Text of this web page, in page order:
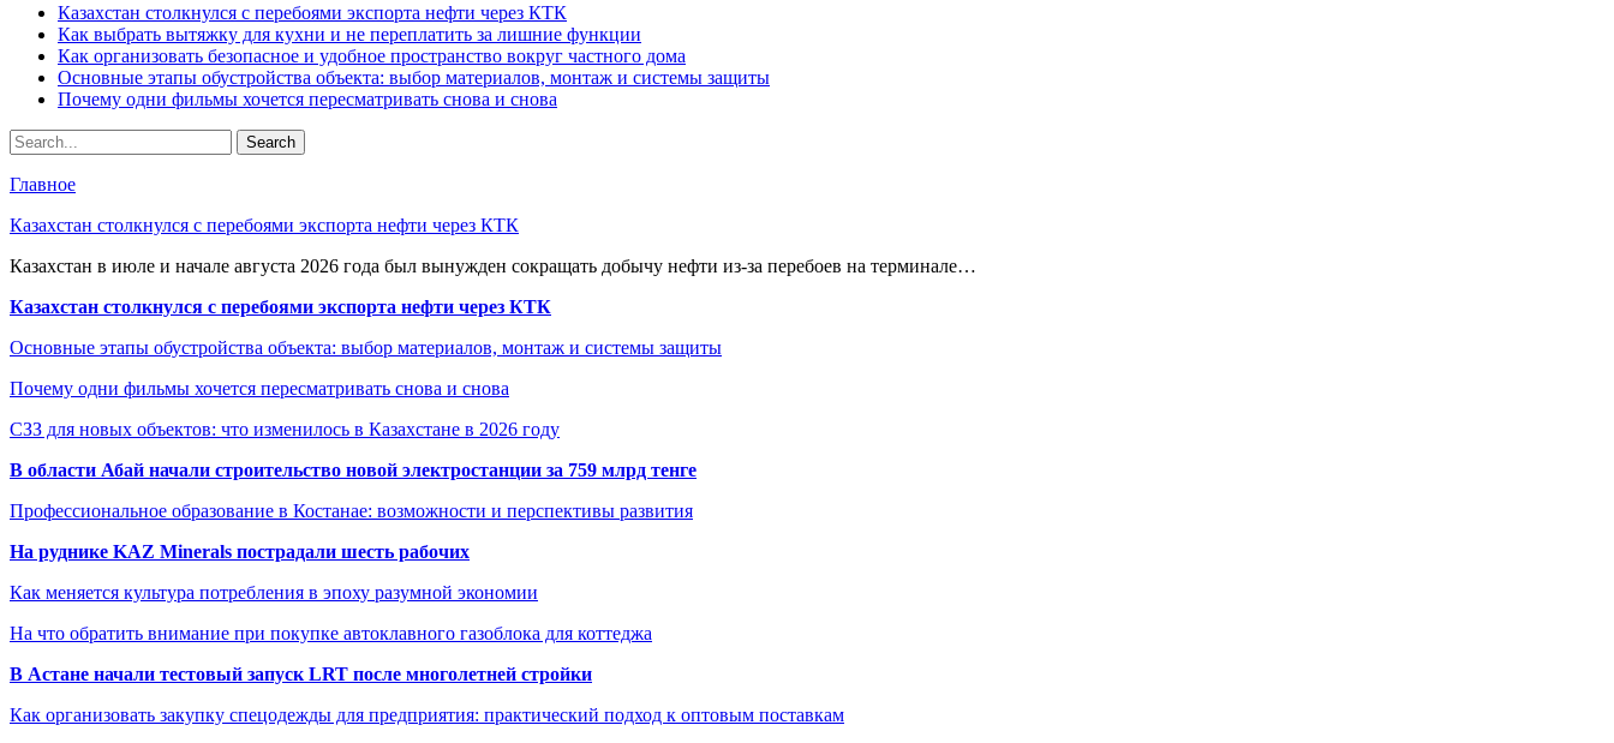
Казахстан столкнулся с перебоями экспорта нефти через КТК
Как выбрать вытяжку для кухни и не переплатить за лишние функции
Как организовать безопасное и удобное пространство вокруг частного дома
Основные этапы обустройства объекта: выбор материалов, монтаж и системы защиты
Почему одни фильмы хочется пересматривать снова и снова
Главное
Казахстан столкнулся с перебоями экспорта нефти через КТК
Казахстан в июле и начале августа 2026 года был вынужден сокращать добычу нефти из-за перебоев на терминале…
Казахстан столкнулся с перебоями экспорта нефти через КТК
Основные этапы обустройства объекта: выбор материалов, монтаж и системы защиты
Почему одни фильмы хочется пересматривать снова и снова
СЗЗ для новых объектов: что изменилось в Казахстане в 2026 году
В области Абай начали строительство новой электростанции за 759 млрд тенге
Профессиональное образование в Костанае: возможности и перспективы развития
На руднике KAZ Minerals пострадали шесть рабочих
Как меняется культура потребления в эпоху разумной экономии
На что обратить внимание при покупке автоклавного газоблока для коттеджа
В Астане начали тестовый запуск LRT после многолетней стройки
Как организовать закупку спецодежды для предприятия: практический подход к оптовым поставкам